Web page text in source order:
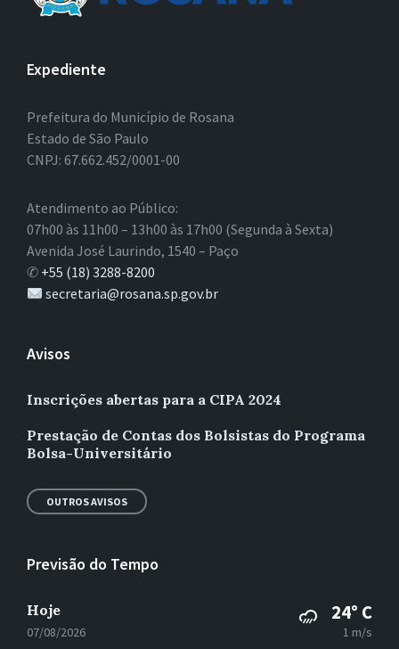
Expediente
Prefeitura do Município de Rosana
Estado de São Paulo
CNPJ: 67.662.452/0001-00
Atendimento ao Público:
07h00 às 11h00 – 13h00 às 17h00 (Segunda à Sexta)
Avenida José Laurindo, 1540 – Paço
✆ +55 (18) 3288-8200
secretaria@rosana.sp.gov.br
Avisos
Inscrições abertas para a CIPA 2024
Prestação de Contas dos Bolsistas do Programa
Bolsa-Universitário
OUTROS AVISOS
Previsão do Tempo
Hoje
07/08/2026
24° C
1 m/s